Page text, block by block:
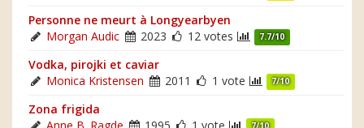
Personne ne meurt à Longyearbyen
Morgan Audic
2023 12 votes 7.7/10
Vodka, pirojki et caviar
Monica Kristensen
2011 1 vote 7/10
Zona frigida
Anne B. Ragde
1995 1 vote